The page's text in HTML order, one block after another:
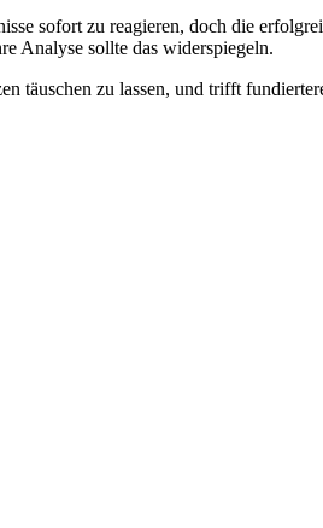
sofort zu reagieren, doch die
Analyse sollte das widerspiegeln.
täuschen zu lassen, und trifft